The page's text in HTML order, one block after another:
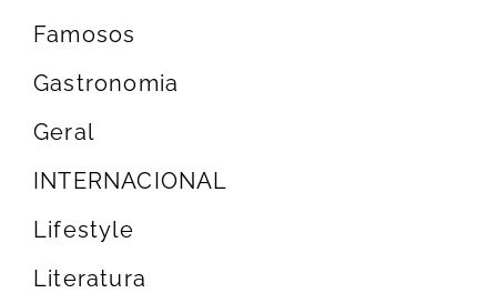
Famosos
Gastronomia
Geral
INTERNACIONAL
Lifestyle
Literatura